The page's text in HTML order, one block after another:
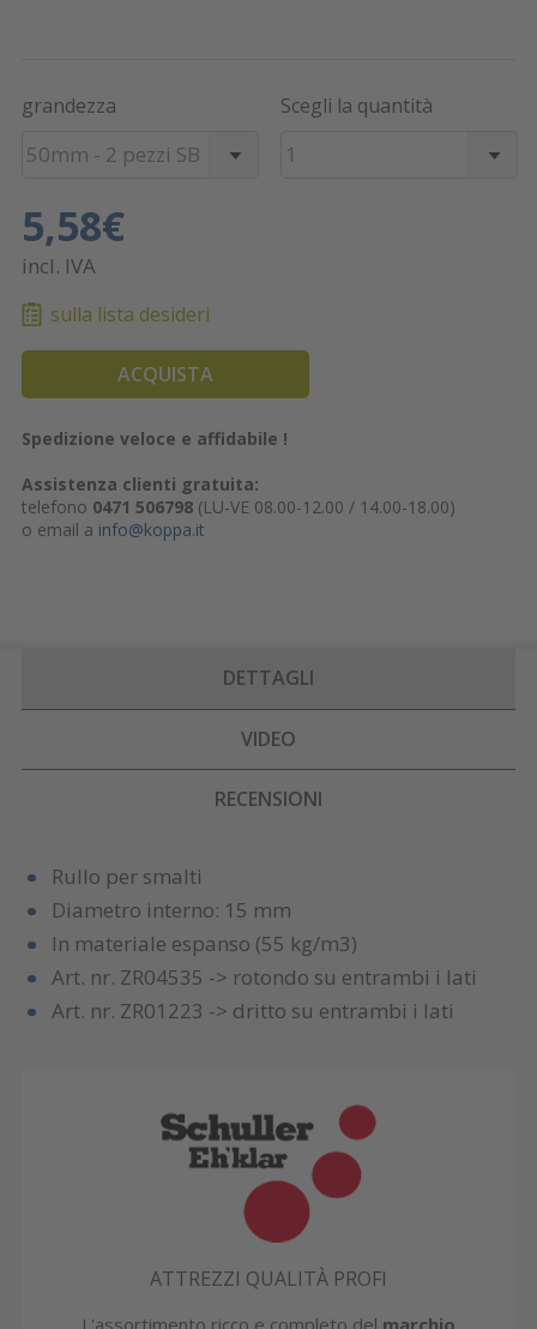
grandezza
50mm - 2 pezzi SB
Scegli la quantità
1
5,58€
incl. IVA
sulla lista desideri
ACQUISTA
Spedizione veloce e affidabile !
Assistenza clienti gratuita:
telefono 0471 506798(LU-VE 08.00-12.00 / 14.00-18.00)
o email a info@koppa.it
DETTAGLI
VIDEO
RECENSIONI
Rullo per smalti
Diametro interno: 15 mm
In materiale espanso (55 kg/m3)
Art. nr. ZR04535 -> rotondo su entrambi i lati
Art. nr. ZR01223 -> dritto su entrambi i lati
ATTREZZI QUALITÀ PROFI